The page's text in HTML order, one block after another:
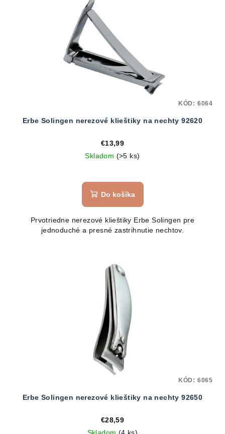
Erbe Solingen nerezové klieštiky na nechty 92620
€13,99
Skladom (>5 ks)
Do košíka
Prvotriedne nerezové klieštiky Erbe Solingen pre
jednoduché a presné zastrihnutie nechtov.
KÓD: 6064
Erbe Solingen nerezové klieštiky na nechty 92650
€28,59
KÓD: 6065